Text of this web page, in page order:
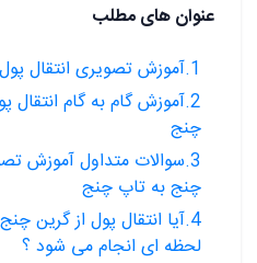
عنوان های مطلب
1.آموزش تصویری انتقال پول از گرین چنج به تاپ چنج
2.آموزش گام به گام
چنج
3.سوالات متداول آموزش
چنج به تاپ چنج
4.آیا انتقال پول از گرین
لحظه ای انجام می شود ؟